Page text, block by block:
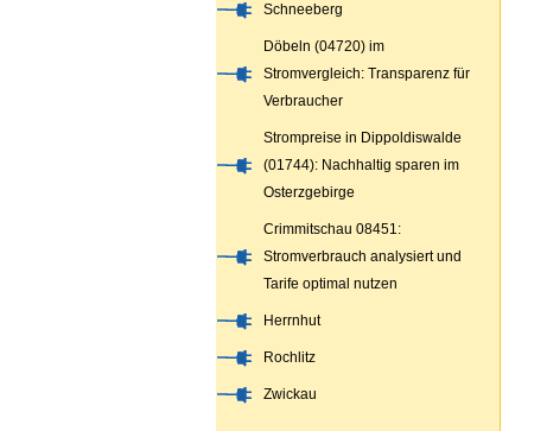
Schneeberg
Döbeln (04720) im
Stromvergleich: Transparenz für
Verbraucher
Strompreise in Dippoldiswalde
(01744): Nachhaltig sparen im
Osterzgebirge
Crimmitschau 08451:
Stromverbrauch analysiert und
Tarife optimal nutzen
Herrnhut
Rochlitz
Zwickau